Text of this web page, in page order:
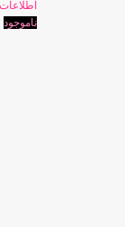
ناموجود